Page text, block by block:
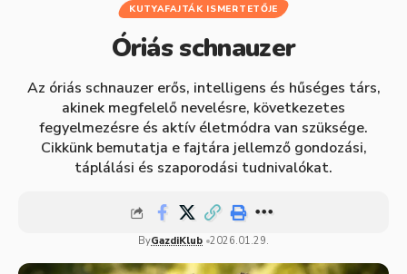
KUTYAFAJTÁK ISMERTETŐJE
Óriás schnauzer
Az óriás schnauzer erős, intelligens és hűséges társ,
akinek megfelelő nevelésre, következetes
fegyelmezésre és aktív életmódra van szüksége.
Cikkünk bemutatja e fajtára jellemző gondozási,
táplálási és szaporodási tudnivalókat.
ByGazdiKlub 2026.01.29.